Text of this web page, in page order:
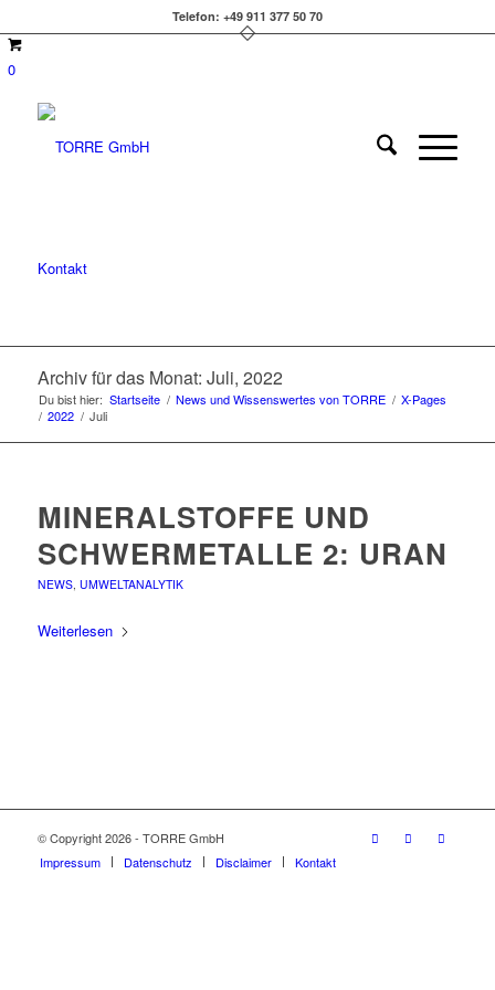
Telefon: +49 911 377 50 70
0
Kontakt
Archiv für das Monat: Juli, 2022
Du bist hier: Startseite / News und Wissenswertes von TORRE / X-Pages
/ 2022 / Juli
MINERALSTOFFE UND
SCHWERMETALLE 2: URAN
NEWS, UMWELTANALYTIK
Weiterlesen
© Copyright 2026 - TORRE GmbH
Impressum
Datenschutz Disclaimer Kontakt